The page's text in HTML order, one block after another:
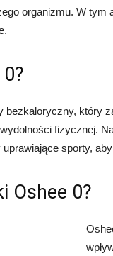
organizmu. W
bezkaloryczny, który
fizycznej.
sporty,
Oshee 0?